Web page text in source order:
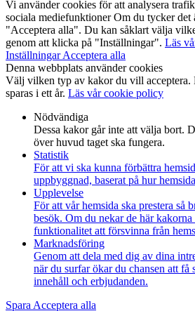
Vi använder cookies för att analysera
sociala mediefunktioner Om du tycker det
"Acceptera alla". Du kan såklart välja
genom att klicka på "Inställningar". Läs
InställningarAcceptera alla
Denna webbplats använder cookies
Välj vilken typ av kakor du vill acceptera.
sparas i ett år. Läs vår cookie policy
Nödvändiga
Dessa kakor går inte att välja bort.
över huvud taget ska fungera.
Statistik
För att vi ska kunna förbättra
uppbyggnad, baserat på hur
Upplevelse
För att vår hemsida ska prestera så
besök. Om du nekar de här
funktionalitet att försvinna från
Marknadsföring
Genom att dela med dig av dina
när du surfar ökar du chansen att få
innehåll och erbjudanden.
Spara Acceptera alla